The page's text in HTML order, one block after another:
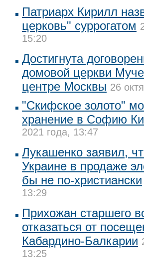
Патриарх Кирилл
церковь" суррогатом
15:20
Достигнута
домовой церкви
центре Москвы 26
"Скифское золото"
хранение в Софию
2021 года, 13:47
Лукашенко заявил,
Украине в продаже
бы не по-христиански
13:29
Прихожан старшего
отказаться от
Кабардино-Балкарии
13:25